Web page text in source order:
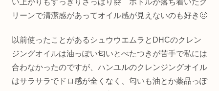
リーンで清潔感があってオイル感が見えないのも好き🙂
以前使ったことがあるシュウウエムラとDHCのクレン
ジングオイルは油っぽい匂いとべたつきが苦手で私には
合わなかったのですが、ハンユルのクレンジングオイル
はサラサラでドロ感が全くなく、匂いも油とか薬品っぽ